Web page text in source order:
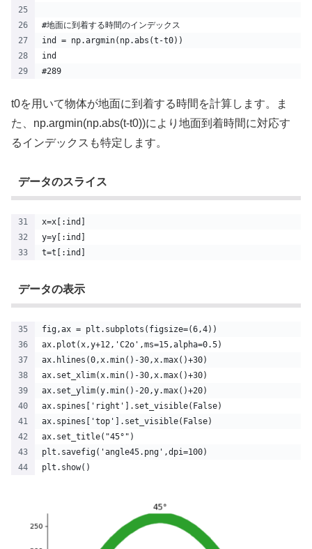
#地面に到着する時間のインデックス
ind = np.argmin(np.abs(t-t0))
ind
#289
t0を用いて物体が地面に到着する時間を計算します。ま
た、np.argmin(np.abs(t-t0))により地面到着時間に対応す
るインデックスも特定します。
データのスライス
x=x[:ind]
y=y[:ind]
t=t[:ind]
データの表示
fig,ax = plt.subplots(figsize=(6,4))
ax.plot(x,y+12,'C2o',ms=15,alpha=0.5)
ax.hlines(0,x.min()-30,x.max()+30)
ax.set_xlim(x.min()-30,x.max()+30)
ax.set_ylim(y.min()-20,y.max()+20)
ax.spines['right'].set_visible(False)
ax.spines['top'].set_visible(False)
ax.set_title("45°")
plt.savefig('angle45.png',dpi=100)
plt.show()